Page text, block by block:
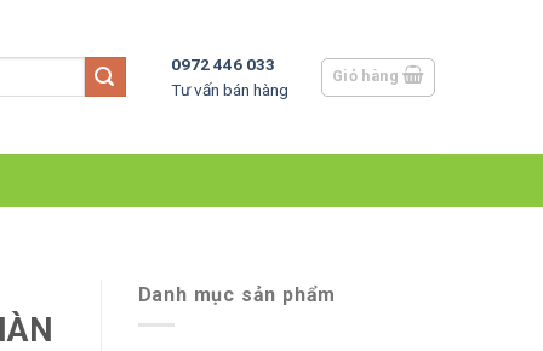
0972 446 033
Tư vấn bán hàng
Giỏ hàng
Danh mục sản phẩm